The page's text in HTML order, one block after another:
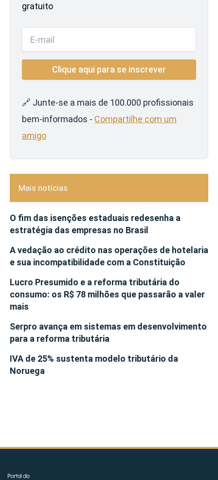
gratuito
🔗 Junte-se a mais de 100.000 profissionais
bem-informados - Compartilhe com um
amigo
Mais notícias
O fim das isenções estaduais redesenha a
estratégia das empresas no Brasil
A vedação ao crédito nas operações de hotelaria
e sua incompatibilidade com a Constituição
Lucro Presumido e a reforma tributária do
consumo: os R$ 78 milhões que passarão a valer
mais
Serpro avança em sistemas em desenvolvimento
para a reforma tributária
IVA de 25% sustenta modelo tributário da
Noruega